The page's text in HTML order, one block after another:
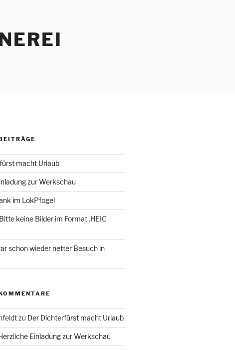
macht Urlaub
zur Werkschau
im LokPfogel
keine Bilder im Format .HEIC
schon wieder netter Besuch in
zu Der Dichterfürst macht Urlaub
Einladung zur Werkschau